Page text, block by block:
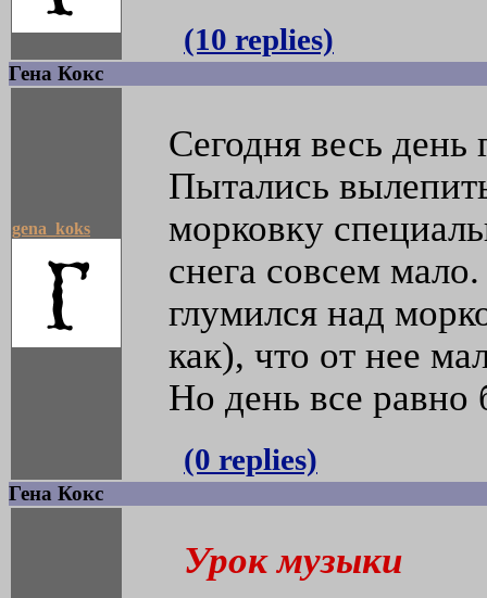
(10 replies)
Гена Кокс
gena_koks
Сегодня весь
Пытались
морковку
снега совсем
глумился над
как), что от нее
Но день все
(0 replies)
Гена Кокс
Урок музыки